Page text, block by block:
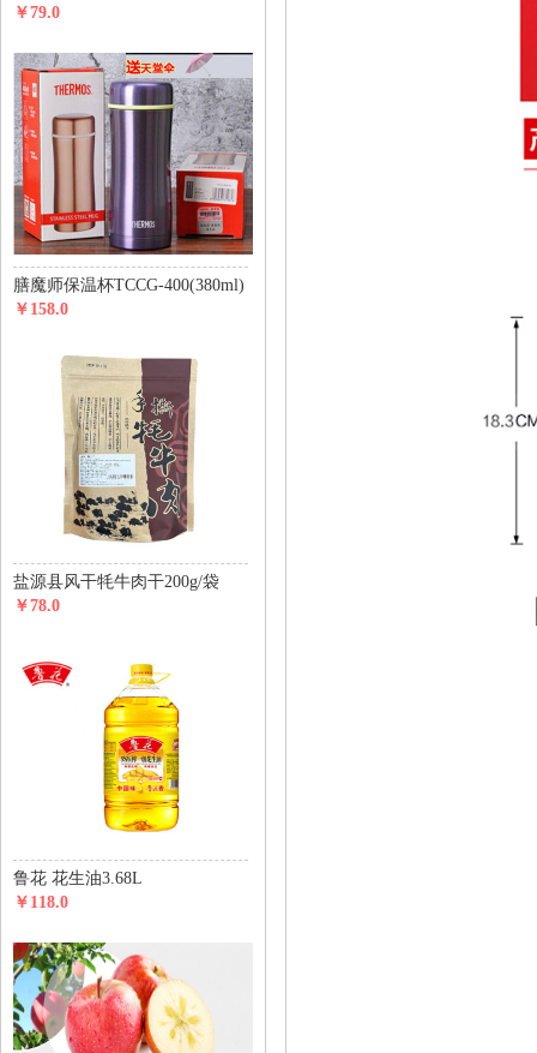
￥79.0
膳魔师保温杯TCCG-400(380ml)
￥158.0
盐源县风干牦牛肉干200g/袋
￥78.0
鲁花 花生油3.68L
￥118.0